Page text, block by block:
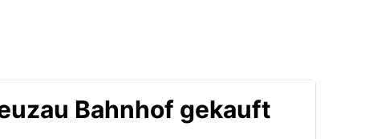
Bahnhof gekauft